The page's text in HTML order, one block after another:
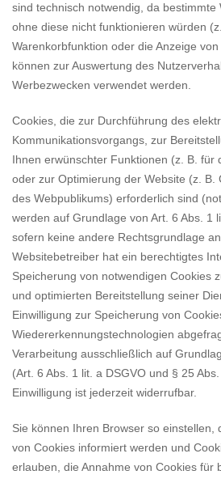
sind technisch notwendig, da bestimmte
ohne diese nicht funktionieren würden
Warenkorbfunktion oder die Anzeige
können zur Auswertung des
Werbezwecken verwendet werden.
Cookies, die zur Durchführung des
Kommunikationsvorgangs, zur
Ihnen erwünschter Funktionen (z. B. für
oder zur Optimierung der Website (z. B.
des Webpublikums) erforderlich sind
werden auf Grundlage von Art. 6 Abs. 1
sofern keine andere Rechtsgrundlage
Websitebetreiber hat ein berechtigtes
Speicherung von notwendigen Cookies
und optimierten Bereitstellung seiner
Einwilligung zur Speicherung von
Wiedererkennungstechnologien
Verarbeitung ausschließlich auf
(Art. 6 Abs. 1 lit. a DSGVO und § 25
Einwilligung ist jederzeit widerrufbar.
Sie können Ihren Browser so einstellen,
von Cookies informiert werden und
erlauben, die Annahme von Cookies für